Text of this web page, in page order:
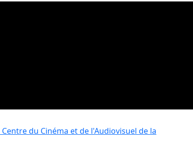
Centre du Cinéma et de l'Audiovisuel de la